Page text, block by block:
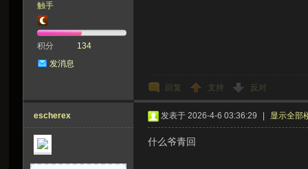
触手
积分
134
发消息
回复 支持 反对
escherex 发表于 2026-4-6 03:36:29 显示全部
什么爷青回